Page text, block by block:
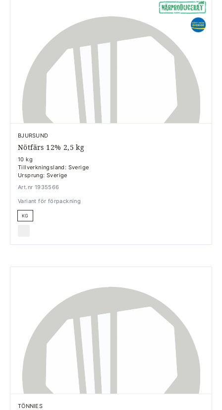
BJURSUND
Nötfärs 12% 2,5 kg
10 kg
Tillverkningsland: Sverige
Ursprung: Sverige
Art.nr 1935566
Variant för förpackning
KG
TÖNNIES